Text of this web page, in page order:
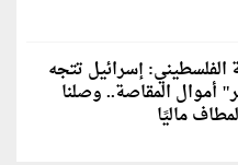
الفلسطيني: إسرائيل تتجه
أموال المقاصة.. وصلنا
ماليًا